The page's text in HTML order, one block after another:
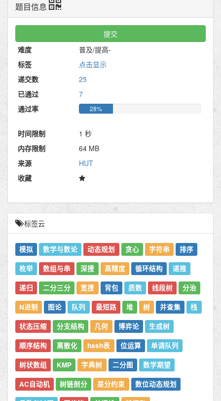
题目信息
提交
难度
普及/提高-
标签
点击显示
递交数
25
已通过
7
通过率
28%
时间限制
1 秒
内存限制
64 MB
来源
HUT
收藏
标签云
模拟 数学与数论 动态规划 贪心 字符串 排序
枚举 数组与串 深搜 高精度 循环结构 递推
递归 二分三分 宽搜 背包 质数 线段树 分治
N进制 图论 队列 最短路 堆 树 并查集 栈
状态压缩 分支结构 几何 博弈论 生成树
顺序结构 离散化 hash表 位运算 单调队列
树状数组 KMP 字典树 二分图 数学期望
AC自动机 树链剖分 差分约束 数位动态规划